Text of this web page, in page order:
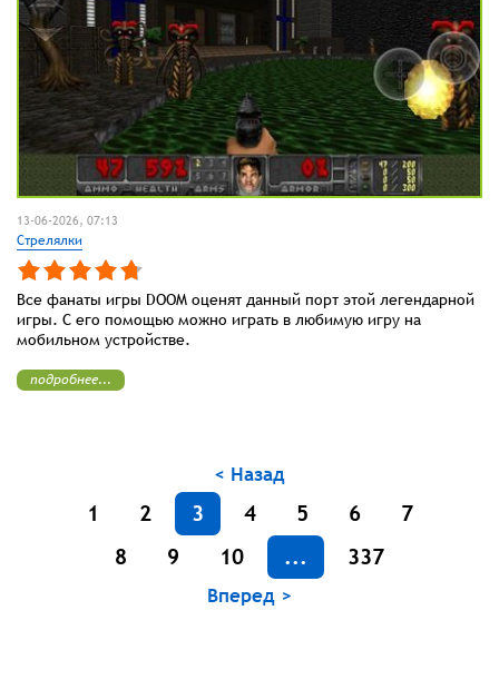
13-06-2026, 07:13
Стрелялки
Все фанаты игры DOOM оценят данный порт этой легендарной
игры. С его помощью можно играть в любимую игру на
мобильном устройстве.
подробнее...
< Назад
1 2 3 4 5 6
7
8
9 10 ... 337
Вперед >